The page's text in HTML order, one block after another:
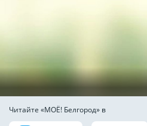
Читайте «МОЁ! Белгород» в